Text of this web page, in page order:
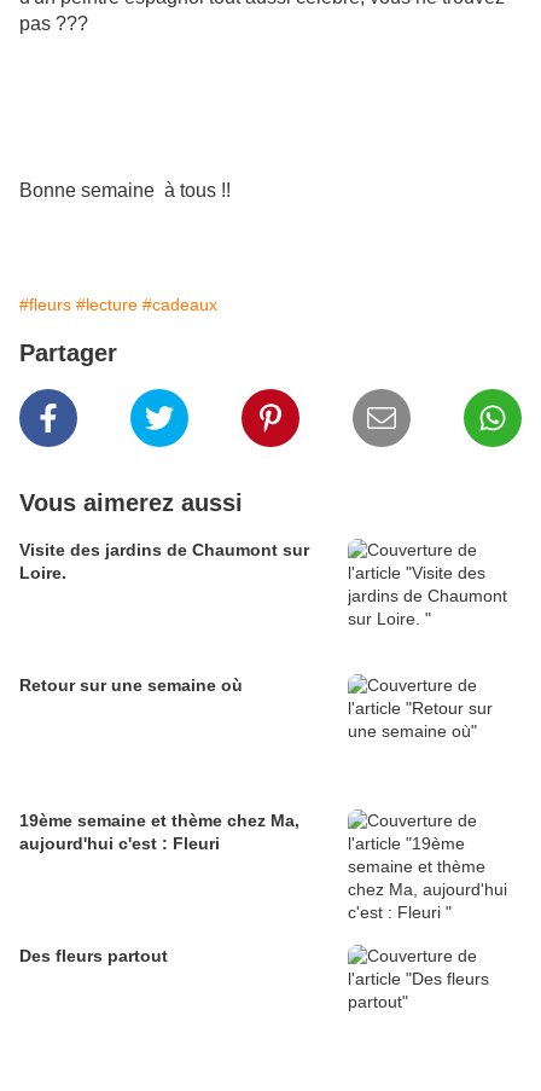
pas ???
Bonne semaine à tous !!
#fleurs #lecture #cadeaux
Partager
Vous aimerez aussi
Visite des jardins de Chaumont sur
Loire.
Retour sur une semaine où
19ème semaine et thème chez Ma,
aujourd'hui c'est : Fleuri
Des fleurs partout